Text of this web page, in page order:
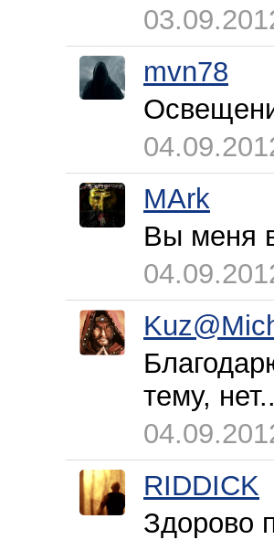
mvn78
MArk
Вы меня
тему,
RIDDICK
Здорово